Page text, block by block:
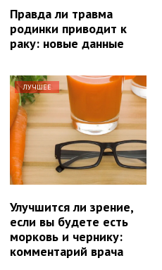
Правда ли травма
родинки приводит к
раку: новые данные
ЛУЧШЕЕ
Улучшится ли зрение,
если вы будете есть
морковь и чернику:
комментарий врача